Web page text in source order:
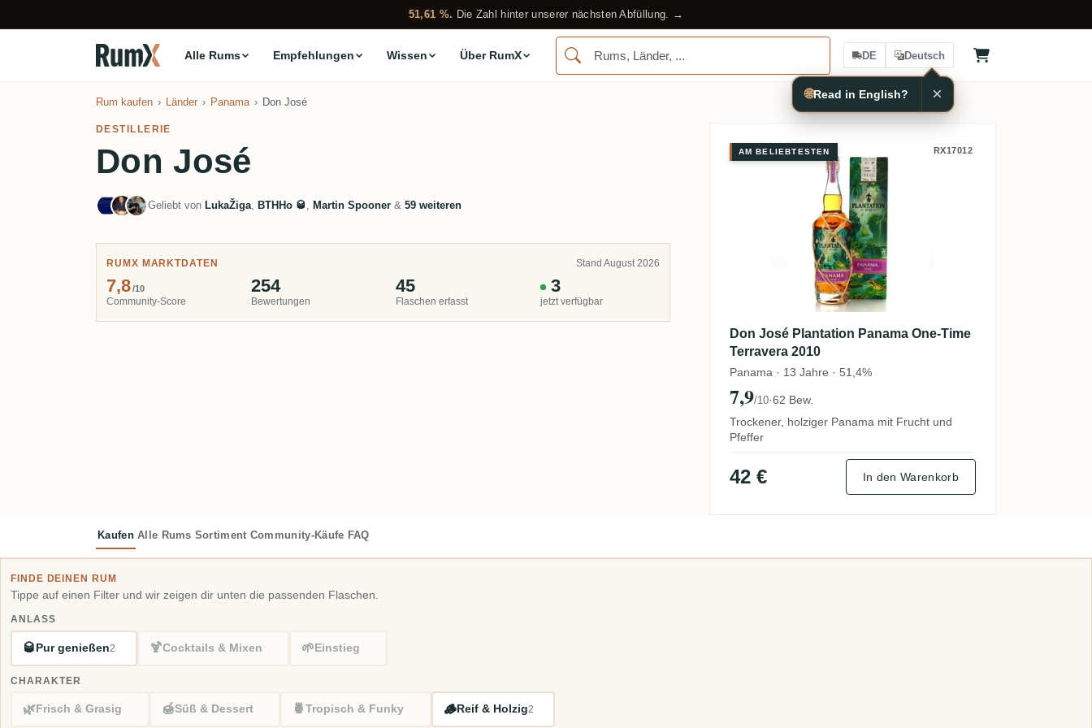
51,61 %. Die Zahl hinter unserer nächsten Abfüllung. →
Alle Rums Empfehlungen Wissen Über RumX DE Deutsch
Rum kaufen Länder Panama Don José
DESTILLERIE
Don José
Geliebt von LukaŽiga, BTHHo 🥃 , Martin Spooner & 59 weiteren
RUMX MARKTDATEN Stand August 2026
Community-Score
7,8/10
Bewertungen
254
Flaschen erfasst
45
jetzt verfügbar
3
Don José Plantation Panama One-
AM BELIEBTESTEN RX17012
Don José Plantation Panama One-Time
Terravera 2010
Panama · 13 Jahre · 51,4%
7,9/10·62 Bew.
Trockener, holziger Panama mit Frucht und
Pfeffer
42 € In den Warenkorb
Kaufen Alle Rums Sortiment Community-Käufe FAQ
FINDE DEINEN RUM
Tippe auf einen Filter und wir zeigen dir unten die passenden Flaschen.
ANLASS
🥃 Pur genießen2 🍹Cocktails & Mixen 🌱Einstieg
CHARAKTER
🌿 Frisch & Grasig 🍯Süß & Dessert 🍍Tropisch & Funky 🪵Reif & Holzig2
🌐Read in English? ×